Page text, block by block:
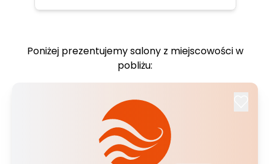
Poniżej prezentujemy salony z miejscowości w
pobliżu: